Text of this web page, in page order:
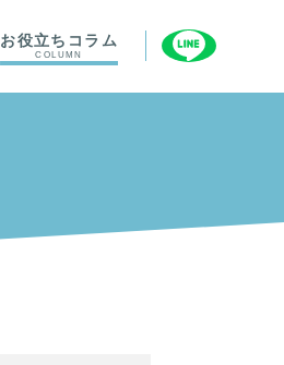
お役立ちコラム
COLUMN